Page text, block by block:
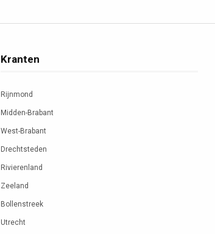
Kranten
Rijnmond
Midden-Brabant
West-Brabant
Drechtsteden
Rivierenland
Zeeland
Bollenstreek
Utrecht